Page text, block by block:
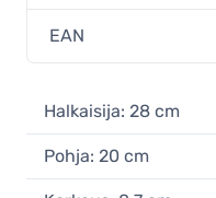
EAN
Halkaisija: 28 cm
Pohja: 20 cm